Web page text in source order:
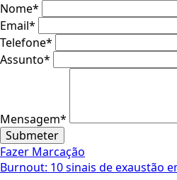
Nome*
Email*
Telefone*
Assunto*
Mensagem*
Submeter
Fazer Marcação
Burnout: 10 sinais de exaustão